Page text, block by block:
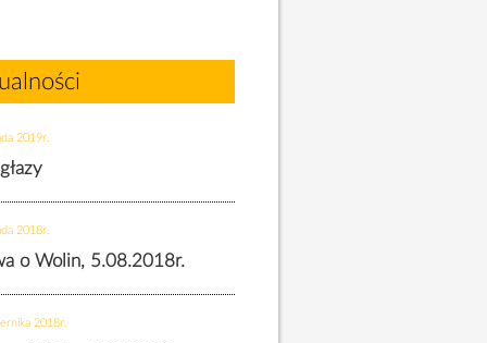
2019r.
2018r.
o Wolin, 5.08.2018r.
2018r.